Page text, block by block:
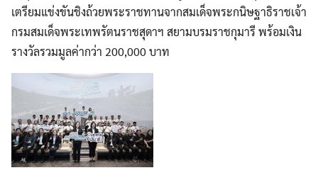
เตรียมแข่งขันชิงถ้วยพระราชทานจากสมเด็จพระกนิษฐาธิราชเจ้า
กรมสมเด็จพระเทพรัตนราชสุดาฯ สยามบรมราชกุมารี พร้อมเงิน
รางวัลรวมมูลค่ากว่า 200,000 บาท